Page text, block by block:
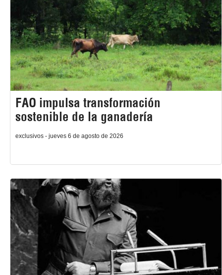
FAO impulsa transformación
sostenible de la ganadería
exclusivos - jueves 6 de agosto de 2026